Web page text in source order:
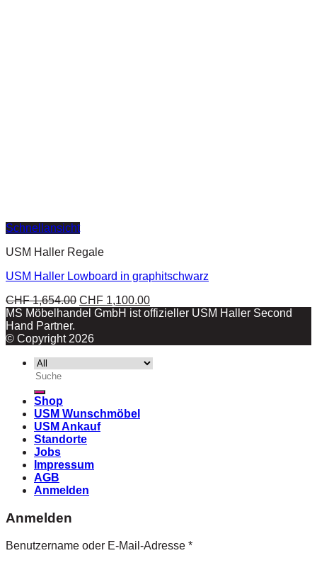
Schnellansicht
USM Haller Regale
USM Haller Lowboard in graphitschwarz
CHF1,654.00 CHF 1,100.00
MS Möbelhandel GmbH ist offizieller USM Haller Second
Hand Partner.
© Copyright 2026
Suche
nach:
Shop
USM Wunschmöbel
USM Ankauf
Standorte
Jobs
Impressum
AGB
Anmelden
Anmelden
Benutzername oder E-Mail-Adresse *